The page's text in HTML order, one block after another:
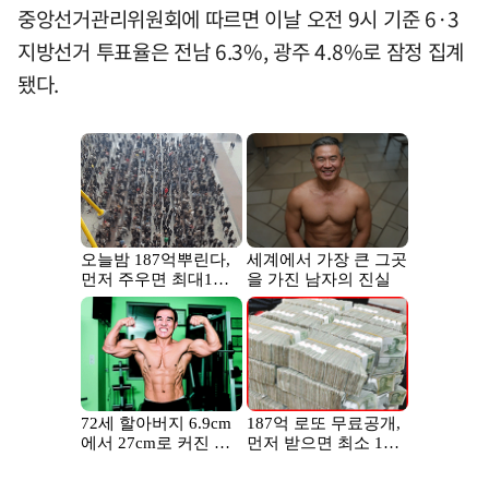
중앙선거관리위원회에 따르면 이날 오전 9시 기준 6·3
지방선거 투표율은 전남 6.3%, 광주 4.8%로 잠정 집계
됐다.